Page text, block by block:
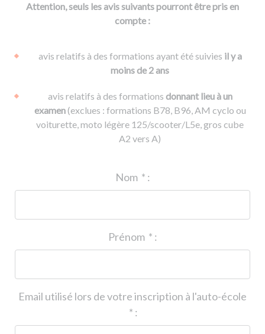
Attention, seuls les avis suivants pourront être pris en
compte :
avis relatifs à des formations ayant été suivies il y a
moins de 2 ans
avis relatifs à des formations donnant lieu à un
examen(exclues : formations B78, B96, AM cyclo ou
voiturette, moto légère 125/scooter/L5e, gros cube
A2 vers A)
* :
* :
Email utilisé lors de votre inscription à l'auto-école
* :